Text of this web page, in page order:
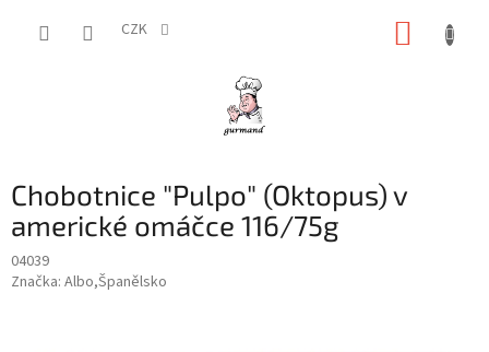
CZK
Chobotnice "Pulpo" (Oktopus) v
americké omáčce 116/75g
04039
Značka: Albo,Španělsko